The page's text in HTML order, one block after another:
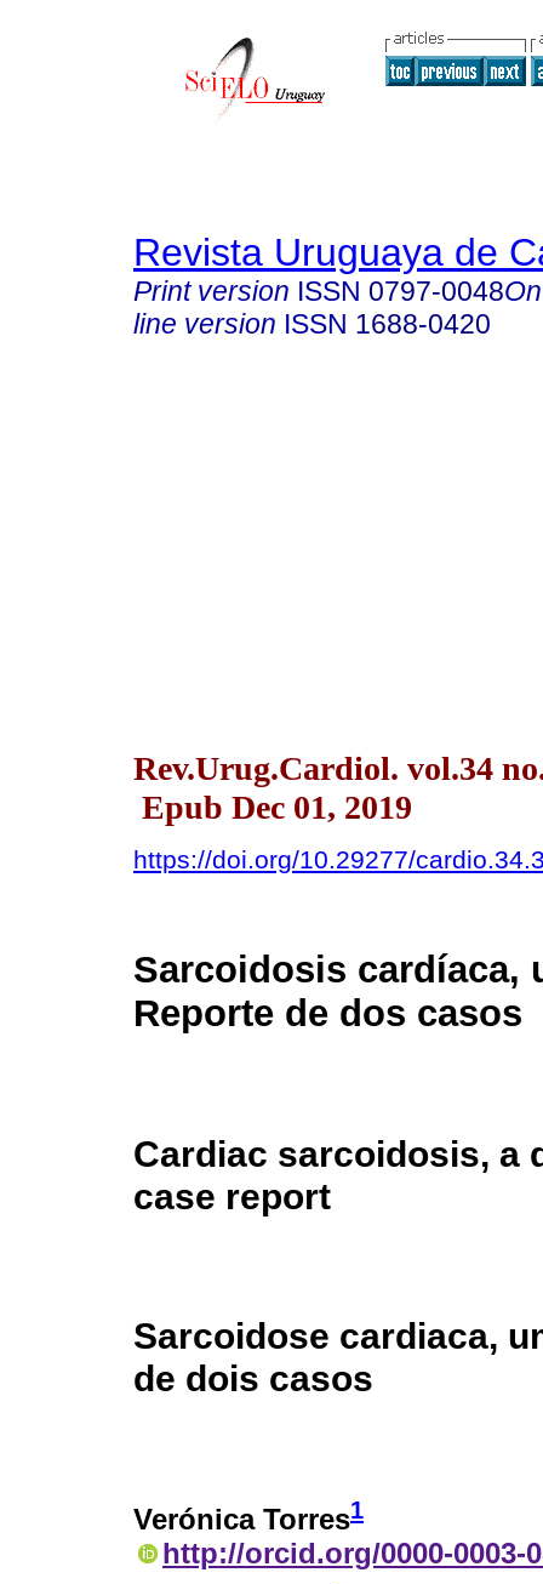
Revista Uruguaya de
Print version ISSN 0797-0048
line version ISSN 1688-0420
Rev.Urug.Cardiol. vol.34
Epub Dec 01, 2019
https://doi.org/10.29277/
Sarcoidosis cardíaca,
Reporte de dos casos
Cardiac sarcoidosis, a
case report
Sarcoidose cardiaca,
de dois casos
Verónica Torres1
http://orcid.org/0000-0003-